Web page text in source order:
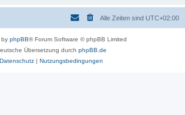
Alle Zeiten sind UTC+02:00
by phpBB® Forum Software © phpBB Limited
Übersetzung durch phpBB.de
Datenschutz| Nutzungsbedingungen